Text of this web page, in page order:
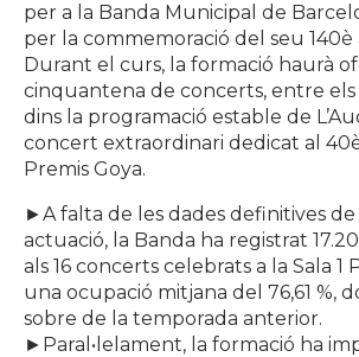
per a la Banda Municipal de
per la commemoració del seu 140è
Durant el curs, la formació haurà
cinquantena de concerts, entre els
dins la programació estable de
concert extraordinari dedicat al
Premis Goya.
►A falta de les dades definitives de
actuació, la Banda ha registrat
als 16 concerts celebrats a la Sala 1
una ocupació mitjana del 76,61 %,
sobre de la temporada anterior.
►Paral•lelament, la formació ha